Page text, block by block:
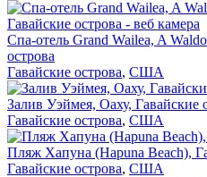
Спа-отель Grand Wailea, A
острова
Гавайские острова, США
Залив Уэймея, Оаху, Гавайские
Гавайские острова, США
Пляж Хапуна (Hapuna Beach),
Гавайские острова, США